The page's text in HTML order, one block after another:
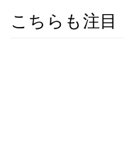
こちらも注目